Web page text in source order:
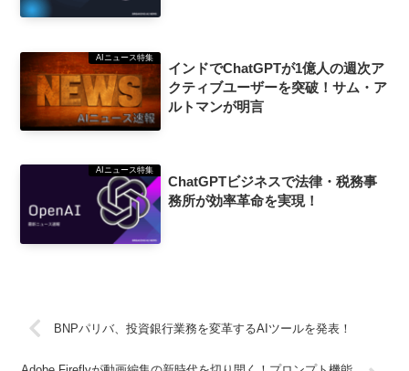
AIニュース特集
インドでChatGPTが1億人の週次ア
クティブユーザーを突破！サム・ア
ルトマンが明言
AIニュース特集
ChatGPTビジネスで法律・税務事
務所が効率革命を実現！
BNPパリバ、投資銀行業務を変革するAIツールを発表！